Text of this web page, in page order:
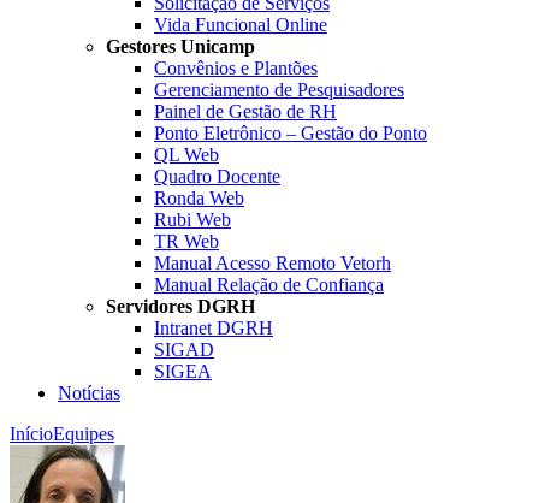
Vida Funcional Online
Gestores Unicamp
Convênios e Plantões
Gerenciamento de Pesquisadores
Painel de Gestão de RH
Ponto Eletrônico – Gestão do Ponto
QL Web
Quadro Docente
Ronda Web
Rubi Web
TR Web
Manual Acesso Remoto Vetorh
Manual Relação de Confiança
Servidores DGRH
Intranet DGRH
SIGAD
SIGEA
Notícias
InícioEquipes